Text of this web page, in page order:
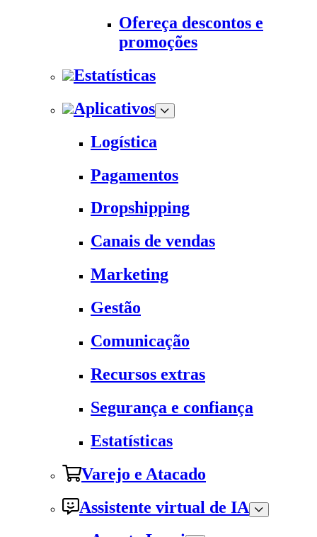
Ofereça descontos e
promoções
Estatísticas
Aplicativos
Logística
Pagamentos
Dropshipping
Canais de vendas
Marketing
Gestão
Comunicação
Recursos extras
Segurança e confiança
Estatísticas
Varejo e Atacado
Assistente virtual de IA